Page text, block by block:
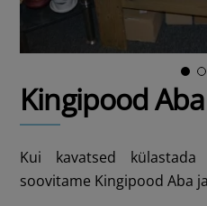
Kingipood
Kui kavatsed
soovitame Kingipood Aba